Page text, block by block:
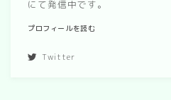
にて発信中です。
プロフィールを読む
Twitter